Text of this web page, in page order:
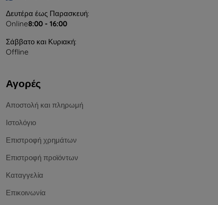
Δευτέρα έως Παρασκευή:
Online8:00 - 16:00
Σάββατο και Κυριακή:
Offline
Αγορές
Αποστολή και πληρωμή
Ιστολόγιο
Επιστροφή χρημάτων
Επιστροφή προϊόντων
Καταγγελία
Επικοινωνία